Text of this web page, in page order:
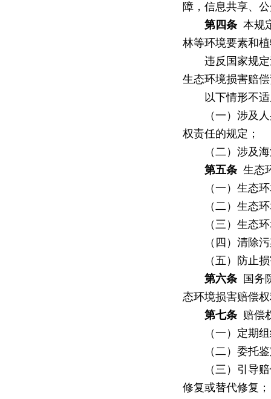
障，信息共享、
第四条 本规
林等环境要素和
违反国家规定
生态环境损害赔
以下情形不适
（一）涉及人
权责任的规定；
（二）涉及海
第五条 生态
（一）生态环
（二）生态环
（三）生态环
（四）清除污
（五）防止损
第六条 国务
态环境损害赔偿
第七条 赔偿
（一）定期组
（二）委托鉴
（三）引导赔
修复或替代修复；